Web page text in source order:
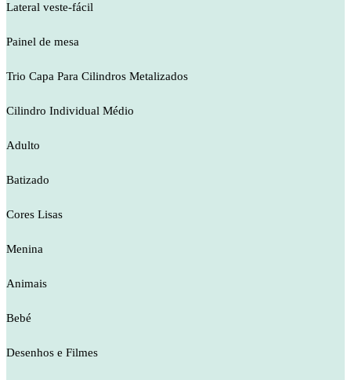
Lateral veste-fácil
Painel de mesa
Trio Capa Para Cilindros Metalizados
Cilindro Individual Médio
Adulto
Batizado
Cores Lisas
Menina
Animais
Bebé
Desenhos e Filmes